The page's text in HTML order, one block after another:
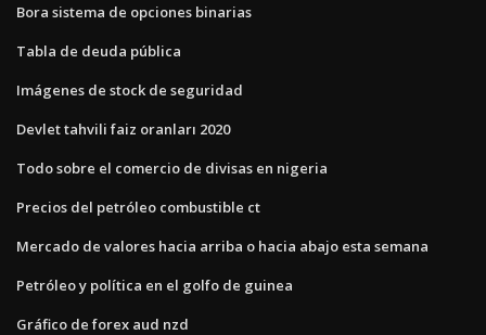
Bora sistema de opciones binarias
Tabla de deuda pública
Imágenes de stock de seguridad
Devlet tahvili faiz oranları 2020
Todo sobre el comercio de divisas en nigeria
Precios del petróleo combustible ct
Mercado de valores hacia arriba o hacia abajo esta semana
Petróleo y política en el golfo de guinea
Gráfico de forex aud nzd